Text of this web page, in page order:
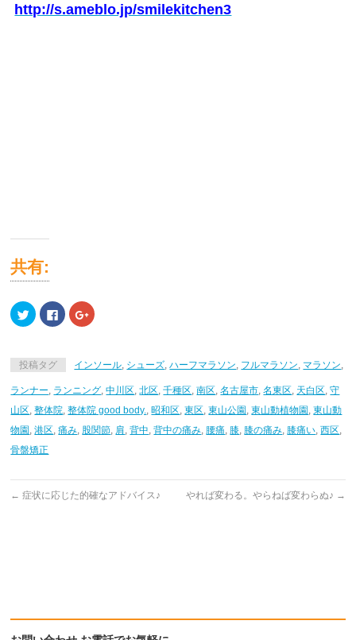
http://s.ameblo.jp/smilekitchen3
共有:
ク
リ
て
Twitter
共
有
(新
し
い
ウ
ィ
ン
で
開
き
Facebook
で
る
ク
リ
ッ
ク
し
て
(新
し
い
ク
リ
て
Google+
共
有
(新
し
い
ウ
で
開
き
投稿タグ インソール, シューズ,ハーフマラソン, フルマラソン, マラソン,
ランナー, ランニング,中川区,北区,千種区,南区,名古屋市,名東区, 天白区,守
山区,整体院,整体院 good body., 昭和区,東区,東山公園 ,東山動植物園 ,東山動
物園 ,港区,痛み, 股関節, 肩,背中,背中の痛み, 腰痛, 膝, 膝の痛み, 膝痛い,西区,
骨盤矯正
← 症状に応じた的確なアドバイス♪ やれば変わる。やらねば変わらぬ♪ →